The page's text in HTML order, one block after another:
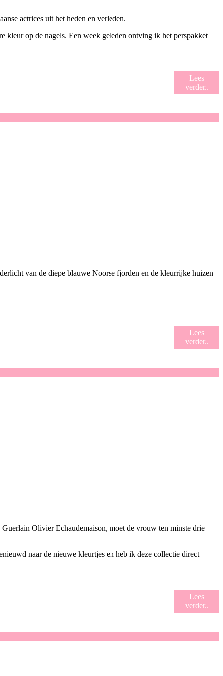
actrices uit het heden en verleden.
kleur op de nagels. Een week geleden ontving ik het perspakket
Lees
verder..
van de diepe blauwe Noorse fjorden en de kleurrijke huizen
Lees
verder..
Olivier Echaudemaison, moet de vrouw ten minste drie
naar de nieuwe kleurtjes en heb ik deze collectie direct
Lees
verder..